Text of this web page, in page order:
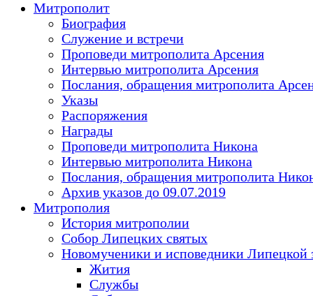
Митрополит
Биография
Служение и встречи
Проповеди митрополита Арсения
Интервью митрополита Арсения
Послания, обращения митрополита
Указы
Распоряжения
Награды
Проповеди митрополита Никона
Интервью митрополита Никона
Послания, обращения митрополита
Архив указов до 09.07.2019
Митрополия
История митрополии
Собор Липецких святых
Новомученики и исповедники Липецкой
Жития
Службы